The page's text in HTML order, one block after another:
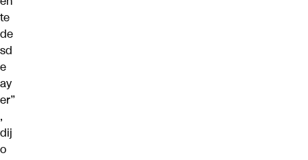
te
de
sd
e
ay
er”
,
dij
o